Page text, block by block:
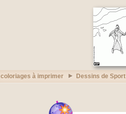
coloriages à imprimer Dessins de Sport